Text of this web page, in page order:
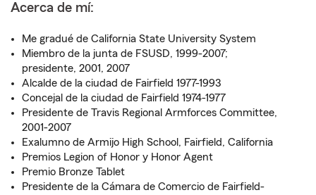
Acerca de mí:
Me gradué de California State University System
Miembro de la junta de FSUSD, 1999-2007;
presidente, 2001, 2007
Alcalde de la ciudad de Fairfield 1977-1993
Concejal de la ciudad de Fairfield 1974-1977
Presidente de Travis Regional Armforces Committee,
2001-2007
Exalumno de Armijo High School, Fairfield, California
Premios Legion of Honor y Honor Agent
Premio Bronze Tablet
Presidente de la Cámara de Comercio de Fairfield-